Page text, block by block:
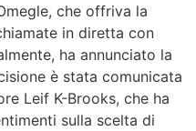
che offriva la
in diretta con
ha annunciato la
è stata comunicata
Leif K-Brooks, che ha
sulla scelta di